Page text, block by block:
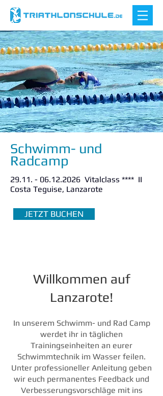
Schwimm- und
Radcamp
29.11. - 06.12.2026 Vitalclass **** II
Costa Teguise, Lanzarote
JETZT BUCHEN
Willkommen auf
Lanzarote!
In unserem Schwimm- und Rad Camp
werdet ihr in täglichen
Trainingseinheiten an eurer
Schwimmtechnik im Wasser feilen.
Unter professioneller Anleitung geben
wir euch permanentes Feedback und
Verbesserungsvorschläge mit ins